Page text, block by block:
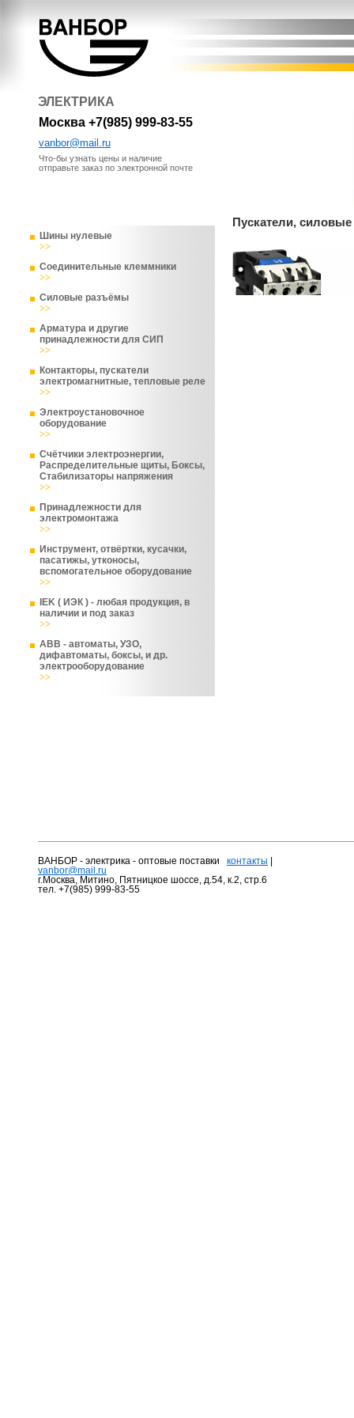
ЭЛЕКТРИКА
Москва +7(985) 999-83-55
vanbor@mail.ru
Что-бы узнать цены и наличие
отправьте заказ по электронной почте
Шины нулевые
>>
Соединительные клеммники
>>
Силовые разъёмы
>>
Арматура и другие
принадлежности для СИП
>>
Контакторы, пускатели
электромагнитные, тепловые реле
>>
Электроустановочное
оборудование
>>
Счётчики электроэнергии,
Распределительные щиты, Боксы,
Стабилизаторы напряжения
>>
Принадлежности для
электромонтажа
>>
Инструмент, отвёртки, кусачки,
пасатижы, утконосы,
вспомогательное оборудование
>>
IEK ( ИЭК ) - любая продукция, в
наличии и под заказ
>>
ABB - автоматы, УЗО,
дифавтоматы, боксы, и др.
электрооборудование
>>
Пускатели,
ВАНБОР - электрика - оптовые поставки контакты
vanbor@mail.ru
г.Москва, Митино, Пятницкое шоссе, д.54, к.2, стр.6
тел. +7(985) 999-83-55